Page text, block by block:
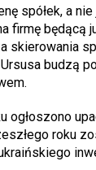
spółek, a
firmę będącą
skierowania
budzą
ogłoszono
roku